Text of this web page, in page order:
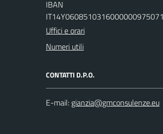
IBAN
IT14Y0608510316000000975071
Uffici e orari
Numeri utili
CONTATTI D.P.O.
E-mail: